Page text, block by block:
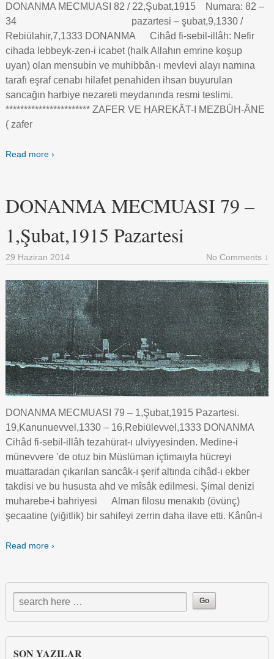
DONANMA MECMUASI 82 / 22,Şubat,1915 Numara: 82 –
34 pazartesi – şubat,9,1330 /
Rebiülahir,7,1333 DONANMA Cihâd fi-sebil-illâh: Nefir
cihada lebbeyk-zen-i icabet (halk Allahın emrine koşup
uyan) olan mensubin ve muhibbân-ı mevlevi alayı namına
tarafı eşraf cenabı hilafet penahiden ihsan buyurulan
sancağın harbiye nezareti meydanında resmi teslimi.
*********************** ZAFER VE HAREKÂT-I MEZBÛH-ÂNE
( zafer
Read more ›
DONANMA MECMUASI 79 –
1,Şubat,1915 Pazartesi
29 Haziran 2014 No Comments ↓
DONANMA MECMUASI 79 – 1,Şubat,1915 Pazartesi.
19,Kanunuevvel,1330 – 16,Rebiülevvel,1333 DONANMA
Cihâd fi-sebil-illâh tezahürat-ı ulviyyesinden. Medine-i
münevvere ’de otuz bin Müslüman içtimaıyla hücreyi
muattaradan çıkarılan sancâk-ı şerif altında cihâd-ı ekber
takdisi ve bu hususta ahd ve mîsâk edilmesi. Şimal denizi
muharebe-i bahriyesi Alman filosu menakıb (övünç)
şecaatine (yiğitlik) bir sahifeyi zerrin daha ilave etti. Kânûn-i
Read more ›
SON YAZILAR